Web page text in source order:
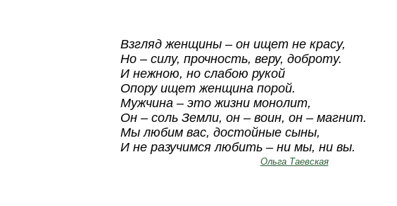
Взгляд женщины – он ищет не красу,
Но – силу, прочность, веру, доброту.
И нежною, но слабою рукой
Опору ищет женщина порой.
Мужчина – это жизни монолит,
Он – соль Земли, он – воин, он – магнит.
Мы любим вас, достойные сыны,
И не разучимся любить – ни мы, ни вы.
Ольга Таевская